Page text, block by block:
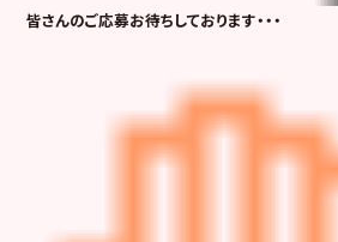
皆さんのご応募お待ちしております・・・